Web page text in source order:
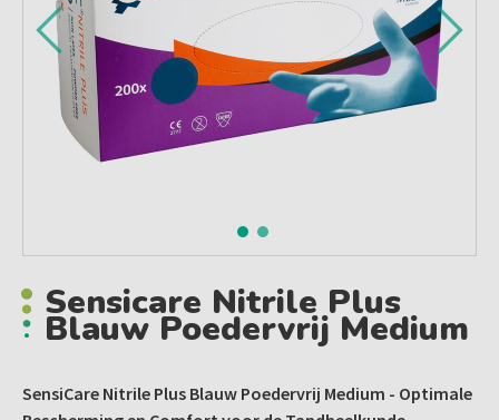
Sensicare Nitrile Plus
Blauw Poedervrij Medium
SensiCare Nitrile Plus Blauw Poedervrij Medium - Optimale